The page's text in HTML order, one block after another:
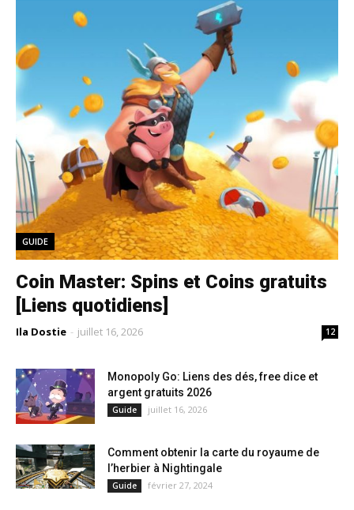
GUIDE
Coin Master: Spins et Coins gratuits
[Liens quotidiens]
Ila Dostie - juillet 16, 2026 12
Monopoly Go: Liens des dés, free dice et
argent gratuits 2026
Guide juillet 16, 2026
Comment obtenir la carte du royaume de
l’herbier à Nightingale
Guide février 27, 2024